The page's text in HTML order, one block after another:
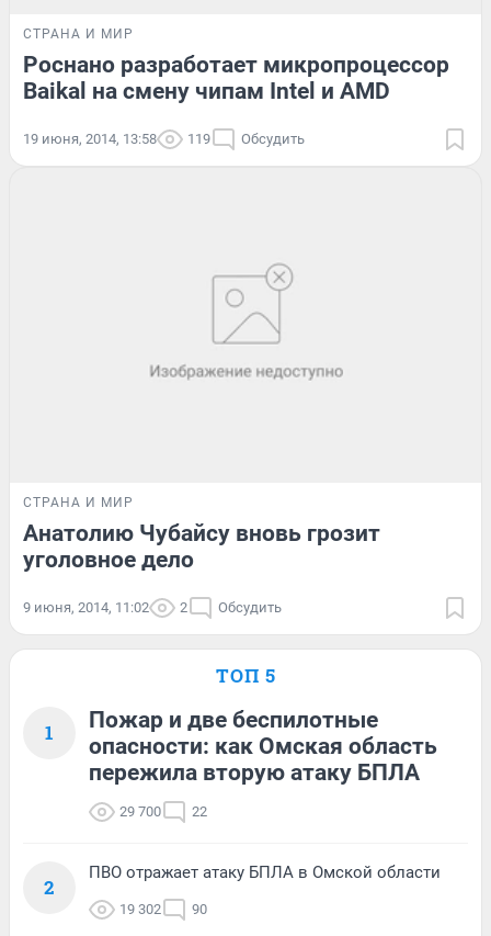
СТРАНА И МИР
Роснано разработает микропроцессор
Baikal на смену чипам Intel и AMD
19 июня, 2014, 13:58 119 Обсудить
СТРАНА И МИР
Анатолию Чубайсу вновь грозит
уголовное дело
9 июня, 2014, 11:02 2 Обсудить
ТОП 5
1
Пожар и две беспилотные
опасности: как Омская область
пережила вторую атаку БПЛА
29 700 22
2
ПВО отражает атаку БПЛА в Омской области
19 302 90